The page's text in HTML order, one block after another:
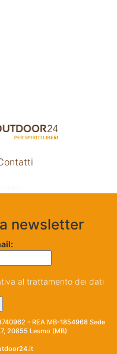
newsletter
al trattamento dei dati
- REA MB-1854968 Sede
20855 Lesmo (MB)